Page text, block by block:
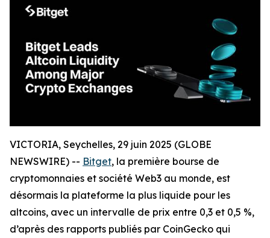
VICTORIA, Seychelles, 29 juin 2025 (GLOBE
NEWSWIRE) -- Bitget, la première bourse de
cryptomonnaies et société Web3 au monde, est
désormais la plateforme la plus liquide pour les
altcoins, avec un intervalle de prix entre 0,3 et 0,5 %,
d’après des rapports publiés par CoinGecko qui